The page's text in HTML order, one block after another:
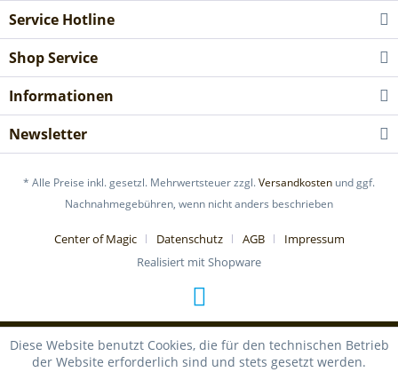
Service Hotline
Shop Service
Informationen
Newsletter
* Alle Preise inkl. gesetzl. Mehrwertsteuer zzgl.Versandkosten und ggf.
Nachnahmegebühren, wenn nicht anders beschrieben
Center of Magic Datenschutz AGB
Impressum
Realisiert mit Shopware
Diese Website benutzt Cookies, die für den technischen Betrieb
der Website erforderlich sind und stets gesetzt werden.